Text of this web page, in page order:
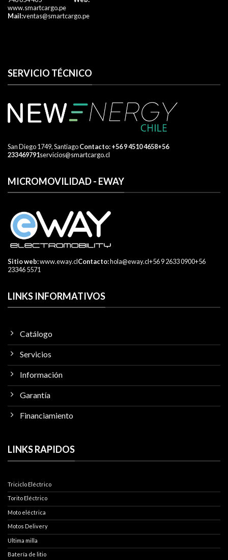
www.smartcargo.pe
Mail:ventas@smartcargo.pe
SERVICIO TÉCNICO
San Diego 1749, Santiago​ Contacto:+56 9 4510 4658+56
233469791servicios@smartcargo.cl
MICROMOVILIDAD - EWAY
Sitio web:www.eway.clContacto:hola@eway.cl+56 9 2633 0900+56
23346 5571
LINKS INFORMATIVOS
Catálogo
Servicios
Información
Garantía
Financiamiento
LINKS RAPIDOS
Triciclo Eléctrico
Torito Eléctrico
Moto eléctrica
Motos Delivery
Ultima milla
Batería de litio